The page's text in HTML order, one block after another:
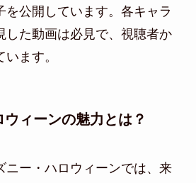
を公開しています。各キャラ
した動画は必見で、視聴者か
ます。
ィーンの魅力とは？
ニー・ハロウィーンでは、来